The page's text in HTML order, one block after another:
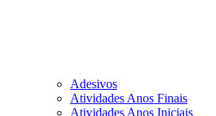
Adesivos
Atividades Anos Finais
Atividades Anos Iniciais